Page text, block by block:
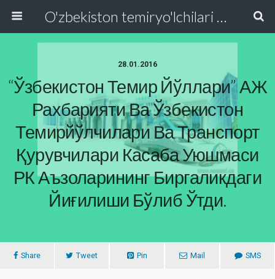
O'zbekiston temiryo'lchilari va transport quruvchilari kasaba uyushmasi Respublika Kengashi
28.01.2016
“Ўзбекистон Темир Йўллари” АЖ
Рахбарияти Ва Ўзбекистон
Темирйўлчилари Ва Транспорт
Қурувчилари Касаба Уюшмаси
РК Аъзоларининг Биргаликдаги
Йиғилиши Бўлиб Ўтди.
Share Tweet Pin Mail SMS